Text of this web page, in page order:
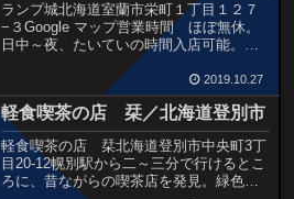
ランプ城北海道室蘭市栄町１丁目１２７
−３Google マップ営業時間 ほぼ無休。
日中～夜、たいていの時間入店可能。自
宅のドアではなく店舗から入ってくださ
い。誰もいなければ大きめの声で呼ぶ
と、店舗と自宅は繋がっているためでて
きてくれます。北海...
2019.10.27
軽食喫茶の店 栞／北海道登別市
軽食喫茶の店 栞北海道登別市中央町3丁
目20-12幌別駅から二～三分で行けるとこ
ろに、昔ながらの喫茶店を発見。緑色の